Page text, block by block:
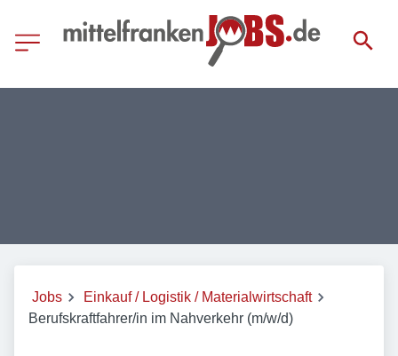
Jobs
Einkauf / Logistik / Materialwirtschaft
Berufskraftfahrer/in im Nahverkehr (m/w/d)